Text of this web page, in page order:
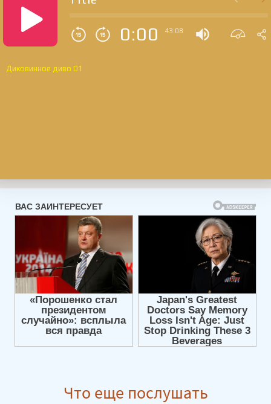
0:00 43:08
Диковинное диво 01
Что еще послушать